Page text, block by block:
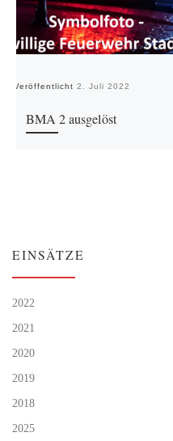
Veröffentlicht 2. Juli 2022
BMA 2 ausgelöst
EINSÄTZE
2022
2021
2020
2019
2018
2025